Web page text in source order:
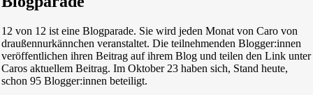
12 von 12 ist eine Blogparade. Sie wird jeden Monat von Caro von
draußennurkännchen veranstaltet. Die teilnehmenden Blogger:innen
veröffentlichen ihren Beitrag auf ihrem Blog und teilen den Link unter
Caros aktuellem Beitrag. Im Oktober 23 haben sich, Stand heute,
schon 95 Blogger:innen beteiligt.